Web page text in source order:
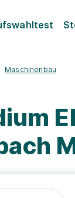
Maschinenbau